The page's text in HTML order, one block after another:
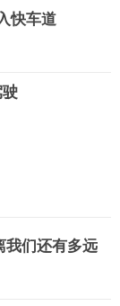
快车道
我们还有多远